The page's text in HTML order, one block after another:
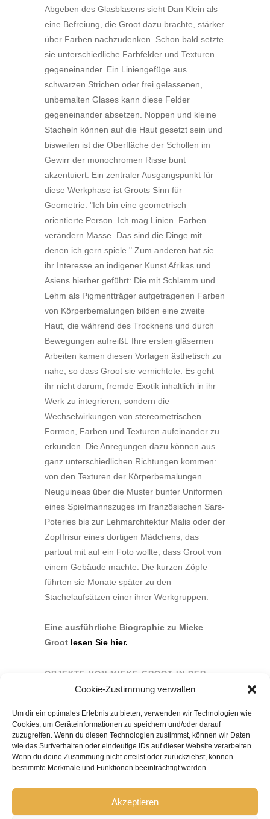
Cookie-Zustimmung verwalten
Um dir ein optimales Erlebnis zu bieten, verwenden wir Technologien wie
Cookies, um Geräteinformationen zu speichern und/oder darauf
zuzugreifen. Wenn du diesen Technologien zustimmst, können wir Daten
wie das Surfverhalten oder eindeutige IDs auf dieser Website verarbeiten.
Wenn du deine Zustimmung nicht erteilst oder zurückziehst, können
bestimmte Merkmale und Funktionen beeinträchtigt werden.
Akzeptieren
Abgeben des Glasblasens sieht Dan Klein als
eine Befreiung, die Groot dazu brachte, stärker
über Farben nachzudenken. Schon bald setzte
sie unterschiedliche Farbfelder und Texturen
gegeneinander. Ein Liniengefüge aus
schwarzen Strichen oder frei gelassenen,
unbemalten Glases kann diese Felder
gegeneinander absetzen. Noppen und kleine
Stacheln können auf die Haut gesetzt sein und
bisweilen ist die Oberfläche der Schollen im
Gewirr der monochromen Risse bunt
akzentuiert. Ein zentraler Ausgangspunkt für
diese Werkphase ist Groots Sinn für
Geometrie. "Ich bin eine geometrisch
orientierte Person. Ich mag Linien. Farben
verändern Masse. Das sind die Dinge mit
denen ich gern spiele." Zum anderen hat sie
ihr Interesse an indigener Kunst Afrikas und
Asiens hierher geführt: Die mit Schlamm und
Lehm als Pigmentträger aufgetragenen Farben
von Körperbemalungen bilden eine zweite
Haut, die während des Trocknens und durch
Bewegungen aufreißt. Ihre ersten gläsernen
Arbeiten kamen diesen Vorlagen ästhetisch zu
nahe, so dass Groot sie vernichtete. Es geht
ihr nicht darum, fremde Exotik inhaltlich in ihr
Werk zu integrieren, sondern die
Wechselwirkungen von stereometrischen
Formen, Farben und Texturen aufeinander zu
erkunden. Die Anregungen dazu können aus
ganz unterschiedlichen Richtungen kommen:
von den Texturen der Körperbemalungen
Neuguineas über die Muster bunter Uniformen
eines Spielmannszuges im französischen Sars-
Poteries bis zur Lehmarchitektur Malis oder der
Zopffrisur eines dortigen Mädchens, das
partout mit auf ein Foto wollte, dass Groot von
einem Gebäude machte. Die kurzen Zöpfe
führten sie Monate später zu den
Stachelaufsätzen einer ihrer Werkgruppen.
Eine ausführliche Biographie zu Mieke
Groot lesen Sie hier.
OBJEKTE VON MIEKE GROOT IN DER
SAMMLUNG